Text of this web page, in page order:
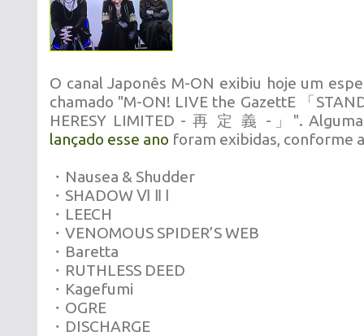
O canal Japonês M-ON exibiu hoje um
chamado "M-ON! LIVE the GazettE 「
HERESY LIMITED - 再 定 義 -」".
lançado esse ano foram exibidas, conforme
・Nausea & Shudder
・SHADOW Ⅵ Ⅱ Ⅰ
・LEECH
・VENOMOUS SPIDER’S WEB
・Baretta
・RUTHLESS DEED
・Kagefumi
・OGRE
・DISCHARGE